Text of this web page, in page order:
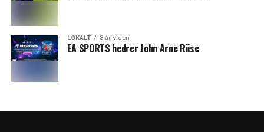
LOKALT 3 år siden
EA SPORTS hedrer John Arne Riise